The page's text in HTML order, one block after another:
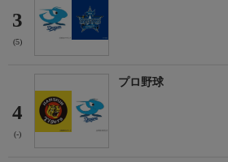
3
(5)
4
(-)
プロ野球